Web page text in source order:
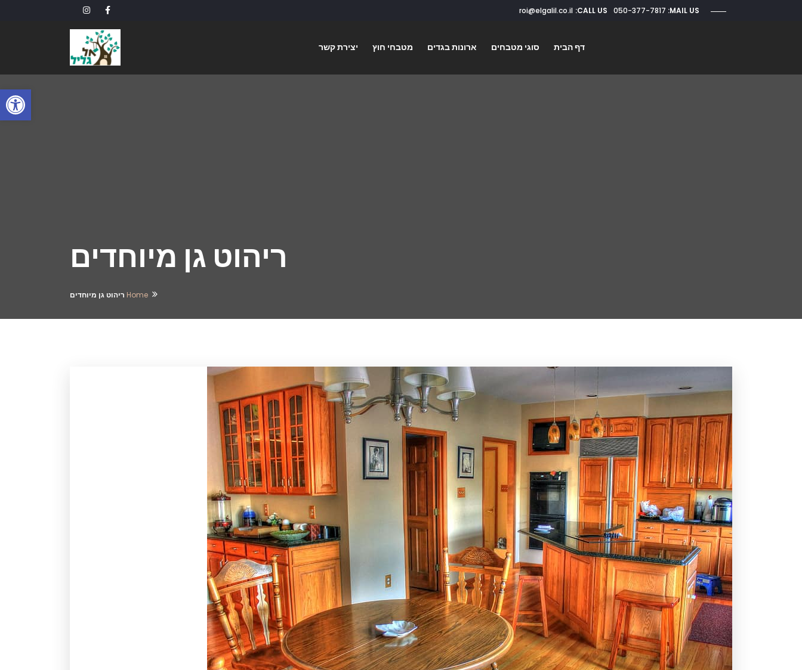
MAIL US:
CALL US: 050-377-7817
דף הבית סוגי מטבחים ארונות בגדים מטבחי חוץ יצירת קשר
ריהוט גן מיוחדים
Home ריהוט גן מיוחדים